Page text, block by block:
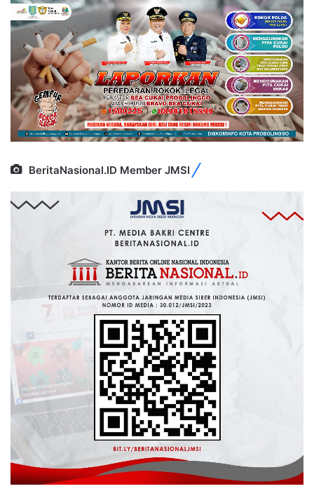
BeritaNasional.ID Member JMSI